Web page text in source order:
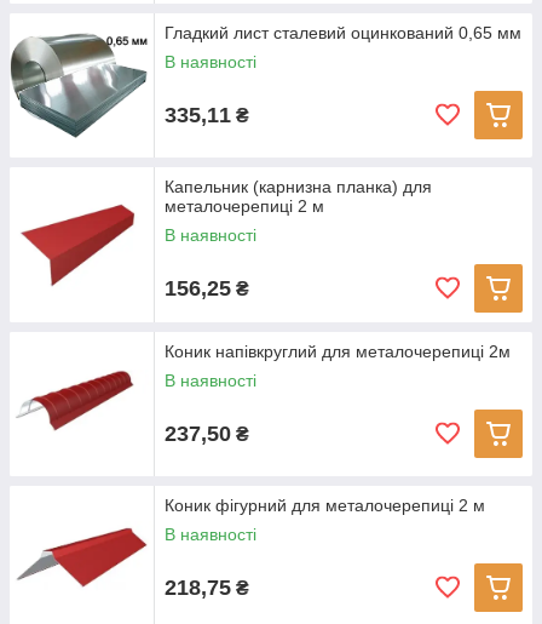
Гладкий лист сталевий оцинкований 0,65 мм
В наявності
335,11 ₴
Капельник (карнизна планка) для
металочерепиці 2 м
В наявності
156,25 ₴
Коник напівкруглий для металочерепиці 2м
В наявності
237,50 ₴
Коник фігурний для металочерепиці 2 м
В наявності
218,75 ₴